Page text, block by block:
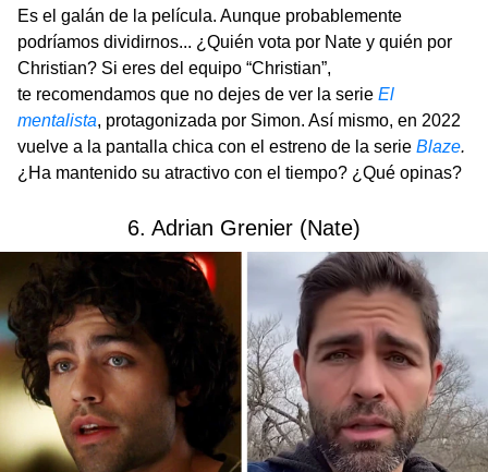
Es el galán de la película. Aunque probablemente
podríamos dividirnos... ¿Quién vota por Nate y quién por
Christian? Si eres del equipo “Christian”,
te recomendamos que no dejes de ver la serie El
mentalista, protagonizada por Simon. Así mismo, en 2022
vuelve a la pantalla chica con el estreno de la serie Blaze.
¿Ha mantenido su atractivo con el tiempo? ¿Qué opinas?
6. Adrian Grenier (Nate)